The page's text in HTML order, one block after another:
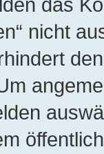
nicht